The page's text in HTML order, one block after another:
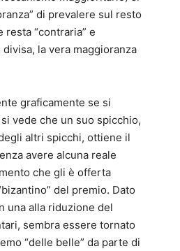
di prevalere sul resto
“contraria” e
la vera maggioranza
graficamente se si
vede che un suo spicchio,
altri spicchi, ottiene il
avere alcuna reale
che gli è offerta
del premio. Dato
una alla riduzione del
sembra essere tornato
“delle belle” da parte di